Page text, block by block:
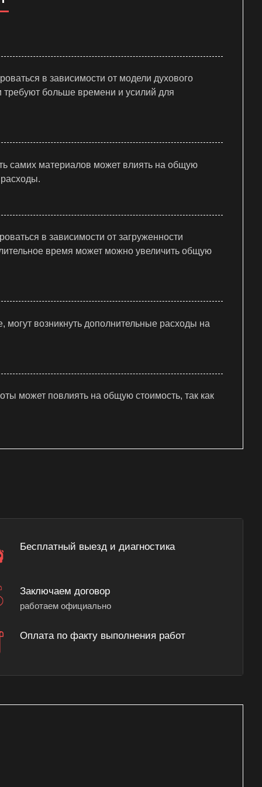
в зависимости от модели духового
требуют больше времени и усилий для
самих материалов может влиять на общую
в зависимости от загруженности
время может можно увеличить общую
возникнуть дополнительные расходы на
может повлиять на общую стоимость, так как
Бесплатный выезд и диагностика
Заключаем договор
работаем официально
Оплата по факту выполнения работ